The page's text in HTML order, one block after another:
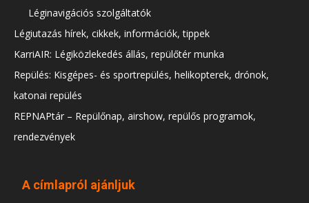
Léginavigációs szolgáltatók
Légiutazás hírek, cikkek, információk, tippek
KarriAIR: Légiközlekedés állás, repülőtér munka
Repülés: Kisgépes- és sportrepülés, helikopterek, drónok,
katonai repülés
REPNAPtár – Repülőnap, airshow, repülős programok,
rendezvények
A címlapról ajánljuk